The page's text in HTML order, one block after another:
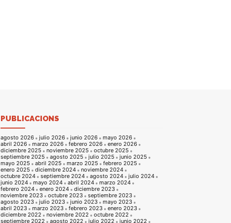
PUBLICACIONS
agosto 2026 julio 2026 junio 2026
mayo 2026
abril 2026
marzo 2026 febrero 2026
enero 2026
diciembre 2025
noviembre 2025
octubre 2025
septiembre 2025
agosto 2025 julio 2025
junio 2025
mayo 2025
abril 2025 marzo 2025
febrero 2025
enero 2025
diciembre 2024
noviembre 2024
octubre 2024
septiembre 2024 agosto 2024
julio 2024
junio 2024
mayo 2024 abril 2024
marzo 2024
febrero 2024
enero 2024
diciembre 2023
noviembre 2023
octubre 2023
septiembre 2023
agosto 2023
julio 2023 junio 2023
mayo 2023
abril 2023
marzo 2023 febrero 2023
enero 2023
diciembre 2022
noviembre 2022
octubre 2022
septiembre 2022
agosto 2022 julio 2022 junio 2022